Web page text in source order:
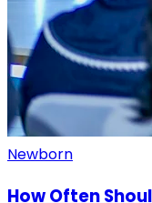
Newborn
How Often